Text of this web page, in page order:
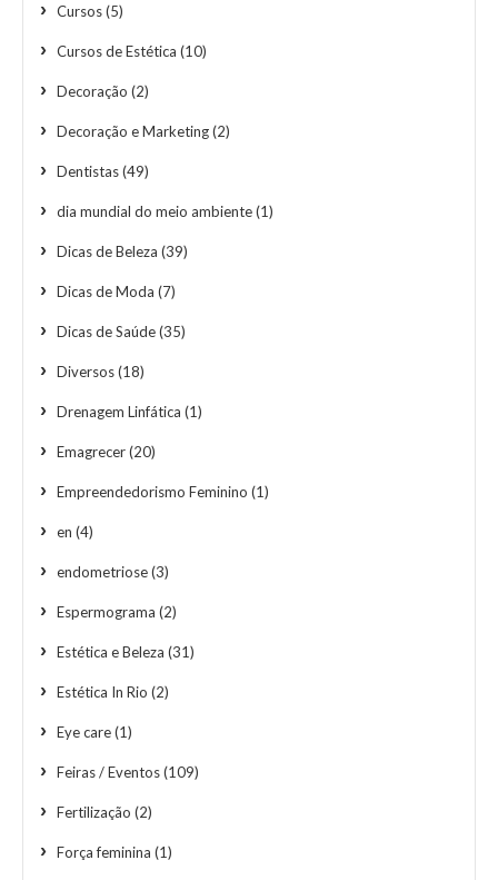
Cursos(5)
Cursos de Estética (10)
Decoração (2)
Decoração e Marketing(2)
Dentistas(49)
dia mundial do meio ambiente(1)
Dicas de Beleza (39)
Dicas de Moda (7)
Dicas de Saúde(35)
Diversos(18)
Drenagem Linfática (1)
Emagrecer(20)
Empreendedorismo Feminino (1)
en (4)
endometriose(3)
Espermograma (2)
Estética e Beleza (31)
Estética In Rio (2)
Eye care(1)
Feiras / Eventos(109)
Fertilização (2)
Força feminina (1)